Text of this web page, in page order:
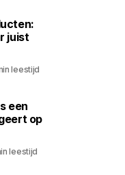
juist
leestijd
een
op
leestijd